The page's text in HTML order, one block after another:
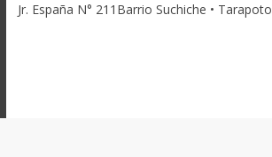
Jr. España N° 211Barrio Suchiche • Tarapoto